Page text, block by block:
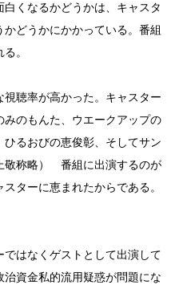
くなるかどうかは、キャスタ
どうかにかかっている。番組
。
聴率が高かった。キャスター
のもんた、ウエークアップの
るおびの恵俊彰、そしてサン
敬称略） 番組に出演するのが
ターに恵まれたからである。
ではなくゲストとして出演して
資金私的流用疑惑が問題にな